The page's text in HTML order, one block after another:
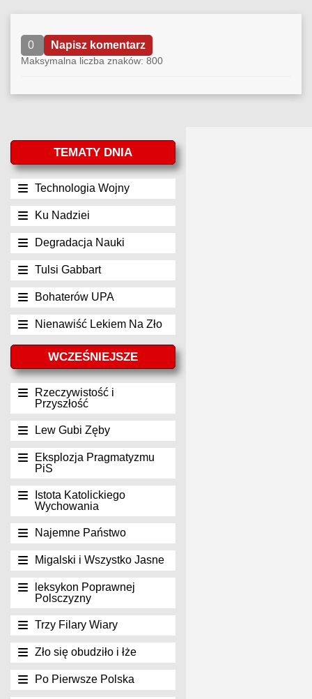
0 Napisz komentarz
Maksymalna liczba znaków: 800
TEMATY DNIA
Technologia Wojny
Ku Nadziei
Degradacja Nauki
Tulsi Gabbart
Bohaterów UPA
Nienawiść Lekiem Na Zło
WCZEŚNIEJSZE
Rzeczywistość i
Przyszłość
Lew Gubi Zęby
Eksplozja Pragmatyzmu
PiS
Istota Katolickiego
Wychowania
Najemne Państwo
Migalski i Wszystko Jasne
leksykon Poprawnej
Polsczyzny
Trzy Filary Wiary
Zło się obudziło i łże
Po Pierwsze Polska